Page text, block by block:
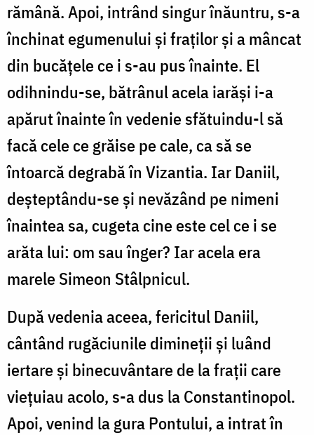
rămână. Apoi, intrând singur înăuntru, s-a
închinat egumenului și fraților și a mâncat
din bucățele ce i s-au pus înainte. El
odihnindu-se, bătrânul acela iarăși i-a
apărut înainte în vedenie sfătuindu-l să
facă cele ce grăise pe cale, ca să se
întoarcă degrabă în Vizantia. Iar Daniil,
deșteptându-se și nevăzând pe nimeni
înaintea sa, cugeta cine este cel ce i se
arăta lui: om sau înger? Iar acela era
marele Simeon Stâlpnicul.
După vedenia aceea, fericitul Daniil,
cântând rugăciunile dimineții și luând
iertare și binecuvântare de la frații care
viețuiau acolo, s-a dus la Constantinopol.
Apoi, venind la gura Pontului, a intrat în